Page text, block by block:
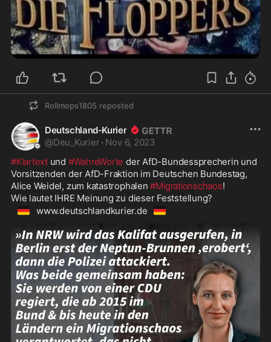
Rollmops1805 reposted
Deutschland-Kurier
@Deu_Kurier · Nov 6, 2023
#Klartext und #WahreWorte der AfD-Bundessprecherin und
Vorsitzenden der AfD-Fraktion im Deutschen Bundestag,
Alice Weidel, zum katastrophalen #Migrationschaos!
🇩🇪 www.deutschlandkurier.de 🇩🇪